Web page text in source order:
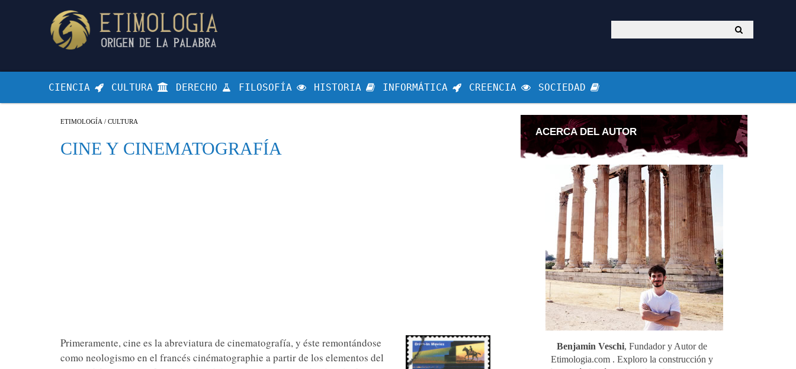
CIENCIA CULTURA DERECHO FILOSOFÍA HISTORIA INFORMÁTICA CREENCIA SOCIEDAD
ETIMOLOGÍA / CULTURA
CINE Y CINEMATOGRAFÍA
Primeramente, cine es la abreviatura de cinematografía, y éste remontándose
como neologismo en el francés cinématographie a partir de los elementos del
ACERCA DEL AUTOR
Benjamin Veschi, Fundador y Autor de
Etimologia.com . Exploro la construcción y